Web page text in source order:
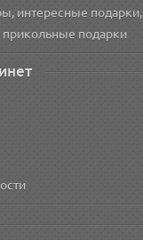
интересные
подарки